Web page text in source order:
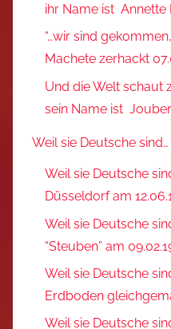
ihr Name ist Annette
“…wir sind
Machete zerhackt
Und die Welt schaut
sein Name ist
Weil sie Deutsche sind…
Weil sie Deutsche
Düsseldorf am
Weil sie Deutsche
“Steuben” am
Weil sie Deutsche
Erdboden
Weil sie Deutsche